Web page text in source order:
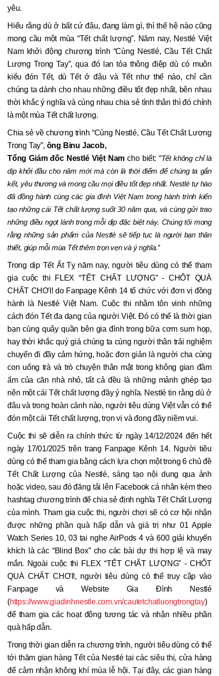
yêu.
Hiểu rằng dù ở bất cứ đâu, đang làm gì, thì thế hệ nào cũng
mong cầu một mùa “Tết chất lượng”. Năm nay, Nestlé Việt
Nam khởi động chương trình “Cùng Nestlé, Cầu Tết Chất
Lượng Trong Tay”, qua đó lan tỏa thông điệp dù có muôn
kiểu đón Tết, dù Tết ở đâu và Tết như thế nào, chỉ cần
chúng ta dành cho nhau những điều tốt đẹp nhất, bên nhau
thời khắc ý nghĩa và cùng nhau chia sẻ tình thân thì đó chính
là một mùa Tết chất lượng.
Chia sẻ về chương trình “Cùng Nestlé, Cầu Tết Chất Lượng
Trong Tay”, ông Binu Jacob,
Tổng Giám đốc Nestlé Việt Nam cho biết: “Tết không chỉ là
dịp khởi đầu cho năm mới mà còn là thời điểm để chúng ta gắn
kết, yêu thương và mong cầu mọi điều tốt đẹp nhất. Nestlé tự hào
đã đồng hành cùng các gia đình Việt Nam trong hành trình kiến
tạo những cái Tết chất lượng suốt 30 năm qua, và cùng gửi trao
những điều ngọt lành trong mỗi dịp đặc biệt này. Chúng tôi mong
rằng những sản phẩm của Nestlé sẽ tiếp tục là người bạn thân
thiết, giúp mỗi mùa Tết thêm trọn vẹn và ý nghĩa.”
Trong dịp Tết Ất Tỵ năm nay, người tiêu dùng có thể tham
gia cuộc thi FLEX “TẾT CHẤT LƯỢNG” - CHỐT QUÀ
CHẤT CHƠI! do Fanpage Kênh 14 tổ chức với đơn vị đồng
hành là Nestlé Việt Nam. Cuộc thi nhằm tôn vinh những
cách đón Tết đa dạng của người Việt. Đó có thể là thời gian
bạn cùng quây quần bên gia đình trong bữa cơm sum họp,
hay thời khắc quý giá chúng ta cùng người thân trải nghiệm
chuyến đi đầy cảm hứng, hoặc đơn giản là người cha cùng
con uống trà và trò chuyện thân mật trong không gian đầm
ấm của căn nhà nhỏ, tất cả đều là những mảnh ghép tạo
nên một cái Tết chất lượng đầy ý nghĩa. Nestlé tin rằng dù ở
đâu và trong hoàn cảnh nào, người tiêu dùng Việt vẫn có thể
đón một cái Tết chất lượng, trọn vị và đong đầy niềm vui.
Cuộc thi sẽ diễn ra chính thức từ ngày 14/12/2024 đến hết
ngày 17/01/2025 trên trang Fanpage Kênh 14. Người tiêu
dùng có thể tham gia bằng cách lựa chọn một trong 6 chủ đề
Tết Chất Lượng của Nestlé, sáng tạo nội dung qua ảnh
hoặc video, sau đó đăng tải lên Facebook cá nhân kèm theo
hashtag chương trình để chia sẻ định nghĩa Tết Chất Lượng
của mình. Tham gia cuộc thi, người chơi sẽ có cơ hội nhận
được những phần quà hấp dẫn và giá trị như 01 Apple
Watch Series 10, 03 tai nghe AirPods 4 và 600 giải khuyến
khích là các “Blind Box” cho các bài dự thi hợp lệ và may
mắn. Ngoài cuộc thi FLEX “TẾT CHẤT LƯỢNG” - CHỐT
QUÀ CHẤT CHƠI!, người tiêu dùng có thể truy cập vào
Fanpage và Website Gia Đình Nestlé
(https://www.giadinhnestle.com.vn/cautetchatluongtrongtay)
để tham gia các hoạt động tương tác và nhận nhiều phần
quà hấp dẫn.
Trong thời gian diễn ra chương trình, người tiêu dùng có thể
tới thăm gian hàng Tết của Nestlé tại các siêu thị, cửa hàng
để cảm nhận không khí mùa lễ hội. Tại đây, các gian hàng